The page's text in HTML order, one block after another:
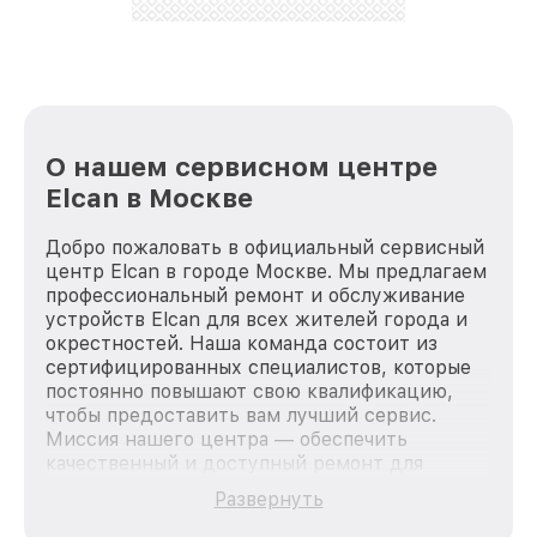
О нашем сервисном центре
Elcan в Москве
Добро пожаловать в официальный сервисный
центр Elcan в городе Москве. Мы предлагаем
профессиональный ремонт и обслуживание
устройств Elcan для всех жителей города и
окрестностей. Наша команда состоит из
сертифицированных специалистов, которые
постоянно повышают свою квалификацию,
чтобы предоставить вам лучший сервис.
Миссия нашего центра — обеспечить
качественный и доступный ремонт для
каждого пользователя продукции Elcan, вне
зависимости от сложности поломки. Мы
Развернуть